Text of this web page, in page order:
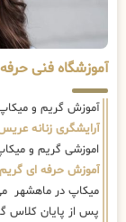
آموزشگاه فنی
آموزش گریم و
آرایشگری زنانه
اموزشی گریم و
آموزش حرفه ای گریم
میکاپ در ماهشهر
پس از پایان کلاس